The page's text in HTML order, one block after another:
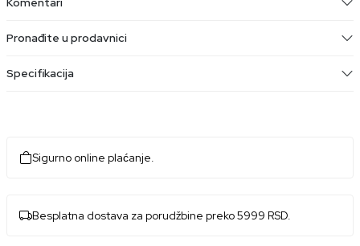
Pronađite u prodavnici
Specifikacija
Sigurno online plaćanje.
Besplatna dostava za porudžbine preko 5999 RSD.